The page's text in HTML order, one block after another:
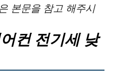
본문을 참고 해주시
컨 전기세 낮